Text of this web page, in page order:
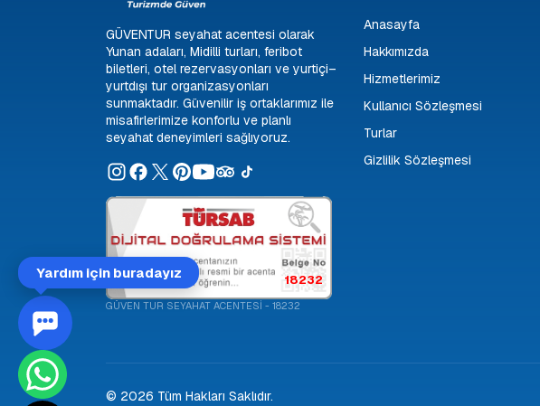
GÜVENTUR seyahat acentesi olarak
Yunan adaları, Midilli turları, feribot
biletleri, otel rezervasyonları ve yurtiçi–
yurtdışı tur organizasyonları
sunmaktadır. Güvenilir iş ortaklarımız ile
misafirlerimize konforlu ve planlı
seyahat deneyimleri sağlıyoruz.
18232
GÜVEN TUR SEYAHAT ACENTESİ - 18232
Anasayfa
Hakkımızda
Hizmetlerimiz
Kullanıcı Sözleşmesi
Turlar
Gizlilik Sözleşmesi
© 2026 Tüm Hakları Saklıdır.
Yardım için buradayız